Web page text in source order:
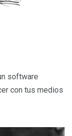
software
con tus medios